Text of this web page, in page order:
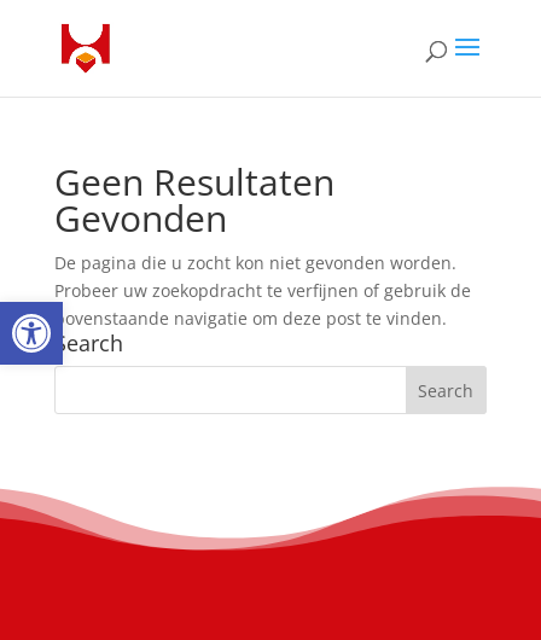
Open toolbar
Geen Resultaten
Gevonden
De pagina die u zocht kon niet gevonden worden.
Probeer uw zoekopdracht te verfijnen of gebruik de
bovenstaande navigatie om deze post te vinden.
Search